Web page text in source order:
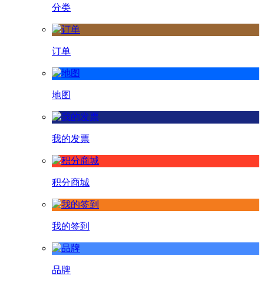
分类
订单
地图
我的发票
积分商城
我的签到
品牌